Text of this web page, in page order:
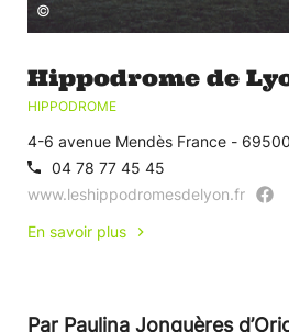
©
Hippodrome de
HIPPODROME
4-6 avenue Mendès France -
04 78 77 45 45
www.leshippodromesdelyon.fr
En savoir plus
Par Paulina Jonquères